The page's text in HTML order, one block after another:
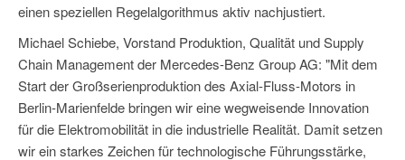
einen speziellen Regelalgorithmus aktiv nachjustiert.
Michael Schiebe, Vorstand Produktion, Qualität und Supply
Chain Management der Mercedes-Benz Group AG: "Mit dem
Start der Großserienproduktion des Axial-Fluss-Motors in
Berlin-Marienfelde bringen wir eine wegweisende Innovation
für die Elektromobilität in die industrielle Realität. Damit setzen
wir ein starkes Zeichen für technologische Führungsstärke,